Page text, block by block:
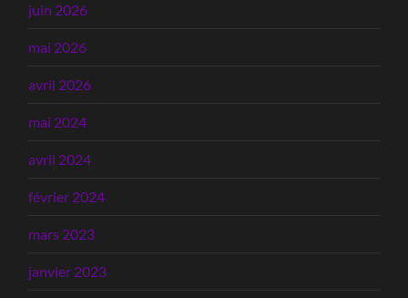
juin 2026
mai 2026
avril 2026
mai 2024
avril 2024
février 2024
mars 2023
janvier 2023